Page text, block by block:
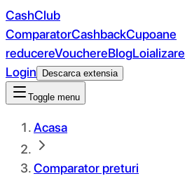
CashClub
ComparatorCashbackCupoane
reducereVouchereBlogLoializare
Login
Descarca extensia
Toggle menu
Acasa
Comparator preturi